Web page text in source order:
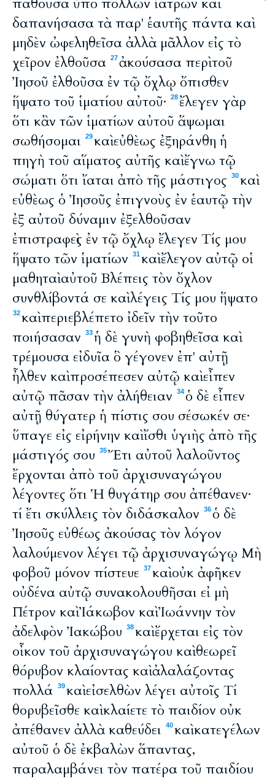
παθοῦσα ὑπὸ πολλῶν ἰατρῶν καὶ
δαπανήσασα τὰ παρ' ἑαυτῆς πάντα καὶ
μηδὲν ὠφεληθεῖσα ἀλλὰ μᾶλλον εἰς τὸ
χεῖρον ἐλθοῦσα
27ἀκούσασα περὶ τοῦ
Ἰησοῦ ἐλθοῦσα ἐν τῷ ὄχλῳ ὄπισθεν
ἥψατο τοῦ ἱματίου αὐτοῦ·
28 ἔλεγεν γὰρ
ὅτι κἂν τῶν ἱματίων αὐτοῦ ἅψωμαι
σωθήσομαι 29καὶ εὐθὲως ἐξηράνθη ἡ
πηγὴ τοῦ αἵματος αὐτῆς καὶ ἔγνω τῷ
σώματι ὅτι ἴαται ἀπὸ τῆς μάστιγος
30καὶ
εὐθὲως ὁ Ἰησοῦς ἐπιγνοὺς ἐν ἑαυτῷ τὴν
ἐξ αὐτοῦ δύναμιν ἐξελθοῦσαν
ἐπιστραφεὶς ἐν τῷ ὄχλῳ ἔλεγεν Τίς μου
ἥψατο τῶν ἱματίων
31καὶ ἔλεγον αὐτῷ οἱ
μαθηταὶ αὐτοῦ Βλέπεις τὸν ὄχλον
συνθλίβοντά σε καὶ λέγεις Τίς μου ἥψατο
32καὶ περιεβλέπετο ἰδεῖν τὴν τοῦτο
ποιήσασαν
33ἡ δὲ γυνὴ φοβηθεῖσα καὶ
τρέμουσα εἰδυῖα ὃ γέγονεν ἐπ' αὐτῇ
ἦλθεν καὶ προσέπεσεν αὐτῷ καὶ εἶπεν
αὐτῷ πᾶσαν τὴν ἀλήθειαν
34ὁ δὲ εἶπεν
αὐτῇ θύγατερ ἡ πίστις σου σέσωκέν σε·
ὕπαγε εἰς εἰρήνην καὶ ἴσθι ὑγιὴς ἀπὸ τῆς
μάστιγός σου
35Ἔτι αὐτοῦ λαλοῦντος
ἔρχονται ἀπὸ τοῦ ἀρχισυναγώγου
λέγοντες ὅτι Ἡ θυγάτηρ σου ἀπέθανεν·
τί ἔτι σκύλλεις τὸν διδάσκαλον
36ὁ δὲ
Ἰησοῦς εὐθέως ἀκούσας τὸν λόγον
λαλούμενον λέγει τῷ ἀρχισυναγώγῳ Μὴ
φοβοῦ μόνον πίστευε 37καὶ οὐκ ἀφῆκεν
οὐδένα αὐτῷ συνακολουθῆσαι εἰ μὴ
Πέτρον καὶ Ἰάκωβον καὶ Ἰωάννην τὸν
ἀδελφὸν Ἰακώβου
38καὶ ἔρχεται εἰς τὸν
οἶκον τοῦ ἀρχισυναγώγου καὶ θεωρεῖ
θόρυβον κλαίοντας καὶ ἀλαλάζοντας
πολλά
39καὶ εἰσελθὼν λέγει αὐτοῖς Τί
θορυβεῖσθε καὶ κλαίετε τὸ παιδίον οὐκ
ἀπέθανεν ἀλλὰ καθεύδει 40καὶ κατεγέλων
αὐτοῦ ὁ δὲ ἐκβαλὼν ἅπαντας,
παραλαμβάνει τὸν πατέρα τοῦ παιδίου